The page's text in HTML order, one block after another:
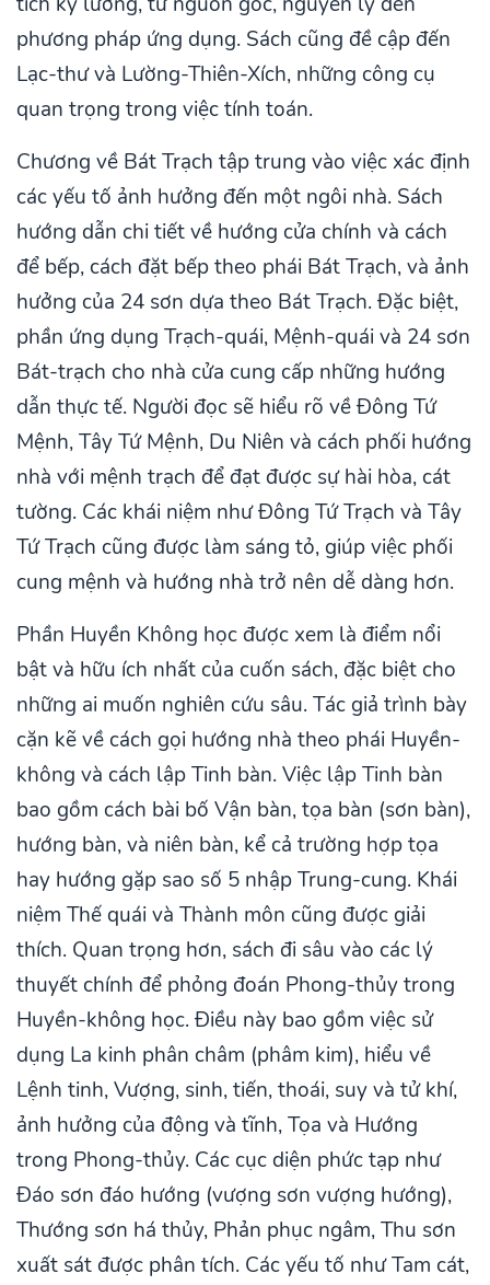
phương pháp ứng dụng. Sách cũng đề cập đến
Lạc-thư và Lường-Thiên-Xích, những công cụ
quan trọng trong việc tính toán.
Chương về Bát Trạch tập trung vào việc xác định
các yếu tố ảnh hưởng đến một ngôi nhà. Sách
hướng dẫn chi tiết về hướng cửa chính và cách
để bếp, cách đặt bếp theo phái Bát Trạch, và ảnh
hưởng của 24 sơn dựa theo Bát Trạch. Đặc biệt,
phần ứng dụng Trạch-quái, Mệnh-quái và 24 sơn
Bát-trạch cho nhà cửa cung cấp những hướng
dẫn thực tế. Người đọc sẽ hiểu rõ về Đông Tứ
Mệnh, Tây Tứ Mệnh, Du Niên và cách phối hướng
nhà với mệnh trạch để đạt được sự hài hòa, cát
tường. Các khái niệm như Đông Tứ Trạch và Tây
Tứ Trạch cũng được làm sáng tỏ, giúp việc phối
cung mệnh và hướng nhà trở nên dễ dàng hơn.
Phần Huyền Không học được xem là điểm nổi
bật và hữu ích nhất của cuốn sách, đặc biệt cho
những ai muốn nghiên cứu sâu. Tác giả trình bày
cặn kẽ về cách gọi hướng nhà theo phái Huyền-
không và cách lập Tinh bàn. Việc lập Tinh bàn
bao gồm cách bài bố Vận bàn, tọa bàn (sơn bàn),
hướng bàn, và niên bàn, kể cả trường hợp tọa
hay hướng gặp sao số 5 nhập Trung-cung. Khái
niệm Thế quái và Thành môn cũng được giải
thích. Quan trọng hơn, sách đi sâu vào các lý
thuyết chính để phỏng đoán Phong-thủy trong
Huyền-không học. Điều này bao gồm việc sử
dụng La kinh phân châm (phâm kim), hiểu về
Lệnh tinh, Vượng, sinh, tiến, thoái, suy và tử khí,
ảnh hưởng của động và tĩnh, Tọa và Hướng
trong Phong-thủy. Các cục diện phức tạp như
Đáo sơn đáo hướng (vượng sơn vượng hướng),
Thướng sơn há thủy, Phản phục ngâm, Thu sơn
xuất sát được phân tích. Các yếu tố như Tam cát,